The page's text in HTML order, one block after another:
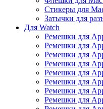
Стикеры для
Затычки для
Для Watch
Ремешки для
Ремешки для
Ремешки для
Ремешки для
Ремешки для
Ремешки для
Ремешки для
Ремешки для